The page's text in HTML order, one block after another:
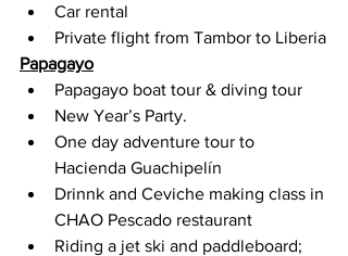
Car rental
Private flight from Tambor to Liberia
Papagayo
Papagayo boat tour & diving tour
New Year’s Party.
One day adventure tour to
Hacienda Guachipelín
Drinnk and Ceviche making class in
CHAO Pescado restaurant
Riding a jet ski and paddleboard;